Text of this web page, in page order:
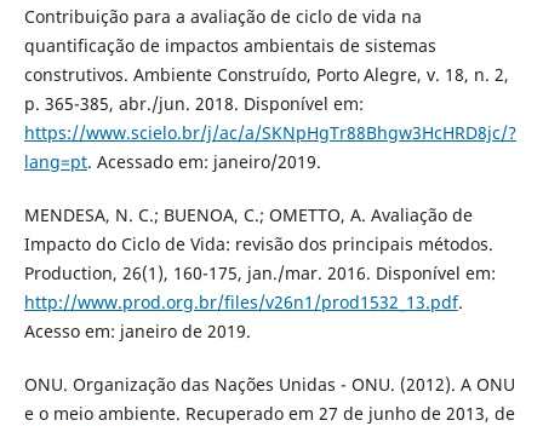
Contribuição para a avaliação de ciclo de vida na
quantificação de impactos ambientais de sistemas
construtivos. Ambiente Construído, Porto Alegre, v. 18, n. 2,
p. 365-385, abr./jun. 2018. Disponível em:
https://www.scielo.br/j/ac/a/SKNpHgTr88Bhgw3HcHRD8jc/?
lang=pt. Acessado em: janeiro/2019.
MENDESA, N. C.; BUENOA, C.; OMETTO, A. Avaliação de
Impacto do Ciclo de Vida: revisão dos principais métodos.
Production, 26(1), 160-175, jan./mar. 2016. Disponível em:
http://www.prod.org.br/files/v26n1/prod1532_13.pdf.
Acesso em: janeiro de 2019.
ONU. Organização das Nações Unidas - ONU. (2012). A ONU
e o meio ambiente. Recuperado em 27 de junho de 2013, de